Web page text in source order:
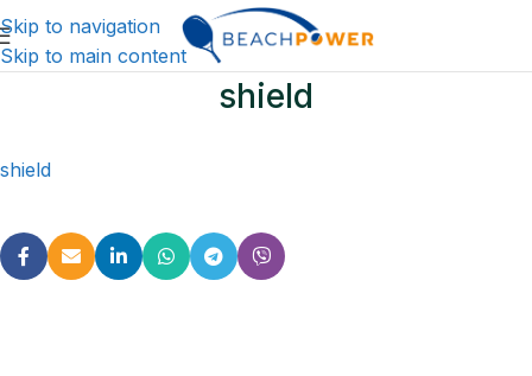
Skip to navigation
Skip to main content
shield
shield